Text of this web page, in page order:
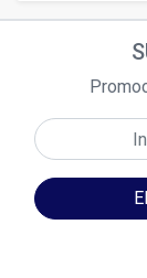
THORCEM
Wonder
Tecno -
Bticino